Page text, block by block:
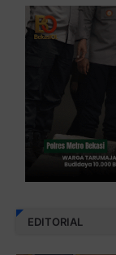
EDITORIAL